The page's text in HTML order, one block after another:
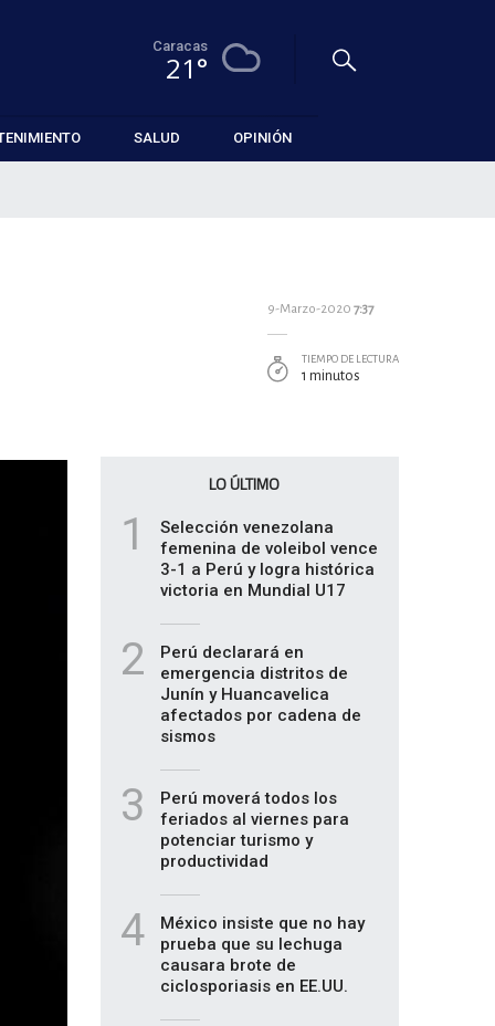
Caracas
21°
SALUD OPINIÓN
9-Marzo-2020 7:37
TIEMPO DE LECTURA
1 minutos
LO ÚLTIMO
1
Selección venezolana
femenina de voleibol vence
3-1 a Perú y logra histórica
victoria en Mundial U17
2
Perú declarará en
emergencia distritos de
Junín y Huancavelica
afectados por cadena de
sismos
3
Perú moverá todos los
feriados al viernes para
potenciar turismo y
productividad
4
México insiste que no hay
prueba que su lechuga
causara brote de
ciclosporiasis en EE.UU.